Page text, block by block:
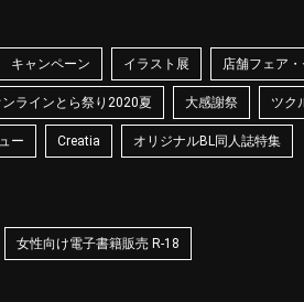
キャンペーン イラスト展 店舗フェア
ラインとら祭り2020夏 大感謝祭 ツク
ー Creatia オリジナルBL同人誌特集
女性向け電子書籍販売 R-18